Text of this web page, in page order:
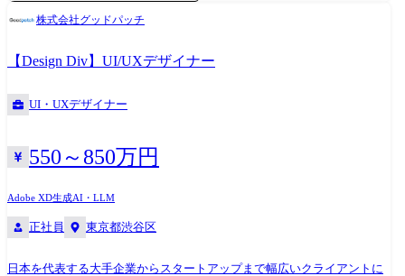
デンティティやナラティブの言語化、ブランドスローガンやステートメ
設計、ファシリテーション など ●メンバー ブランドエクスペリエンス
をケイパビリティとしている、BXチームは現在8名のメンバーが所属し
ています。Brand Strategist、BXデザイナー、UIデザイナー、コピーライ
ターと役割は様々です。 構成:ディレクター1名、リード1名、メンバー7
等 AIツール:ChatGPT、Gemini Pro、NotebookLM、Claude、Cursor 、
midjourney、Figma Make ●事例・インタビュー メディフォード:事業再編
で生まれた新会社「メディフォード」のブランディングプロジェクト
mediford
株式会社グッドパッチ
【Design Div】UI/UXデザイナー
UI・UXデザイナー
550～850万円
Adobe XD生成AI・LLM
正社員 東京都渋谷区
日本を代表する大手企業からスタートアップまで幅広いクライアントに